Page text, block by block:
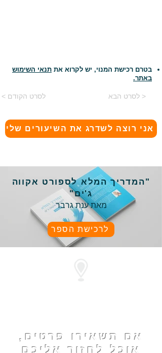
בטרם רכישת המנוי, יש לקרוא את תנאי השימוש
באתר.
< לסרט הקודם לסרט הבא >
אני רוצה לשדרג את השיעורים שלי
"המדריך המלא לספורט אקווה
ג'ים"
מאת ענת גרבר
לרכישת הספר
אם תשאירו פרטים,
אוכל לחזור אליכם